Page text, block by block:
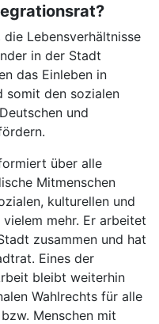
Lebensverhältnisse
in der Stadt
das Einleben in
somit den sozialen
und
über alle
Mitmenschen
kulturellen und
mehr. Er arbeitet
zusammen und hat
Eines der
bleibt weiterhin
Wahlrechts für alle
Menschen mit